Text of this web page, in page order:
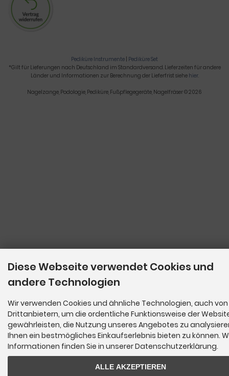
Pediküre Instrumente | Pediküre Set
*Gilt für Lieferungen nach Deutschland im Standardversand. Lieferzeiten für andere
Länder und Informationen zur Berechnung der Lieferfrist siehe hier.
Nagelzange, Podologie, Pediküre, Fußpflegegeräte, Nagelfräser © 2026
Diese Webseite verwendet Cookies und
andere Technologien
Wir verwenden Cookies und ähnliche Technologien, auch von
Drittanbietern, um die ordentliche Funktionsweise der
gewährleisten, die Nutzung unseres Angebotes zu
Ihnen ein bestmögliches Einkaufserlebnis bieten zu können.
Informationen finden Sie in unserer Datenschutzerklärung.
ALLE AKZEPTIEREN